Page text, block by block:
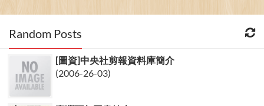
Random Posts
[圖資]中央社剪報資料庫簡介
(2006-26-03)